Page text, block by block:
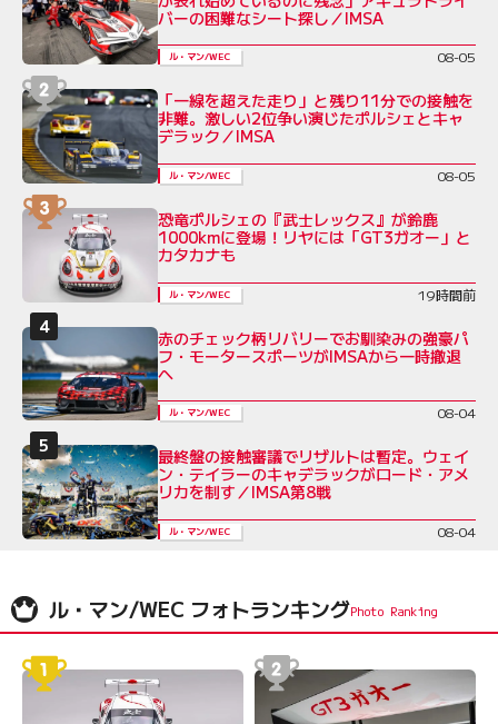
バーの困難なシート探し／IMSA
ル・マン/WEC 08-05
「一線を超えた走り」と残り11分での接触を
非難。激しい2位争い演じたポルシェとキャ
デラック／IMSA
ル・マン/WEC 08-05
恐竜ポルシェの『武士レックス』が鈴鹿
1000kmに登場！リヤには「GT3ガオー」と
カタカナも
ル・マン/WEC 19時間前
赤のチェック柄リバリーでお馴染みの強豪パ
フ・モータースポーツがIMSAから一時撤退
へ
ル・マン/WEC 08-04
最終盤の接触審議でリザルトは暫定。ウェイ
ン・テイラーのキャデラックがロード・アメ
リカを制す／IMSA第8戦
ル・マン/WEC 08-04
ル・マン/WEC フォトランキング